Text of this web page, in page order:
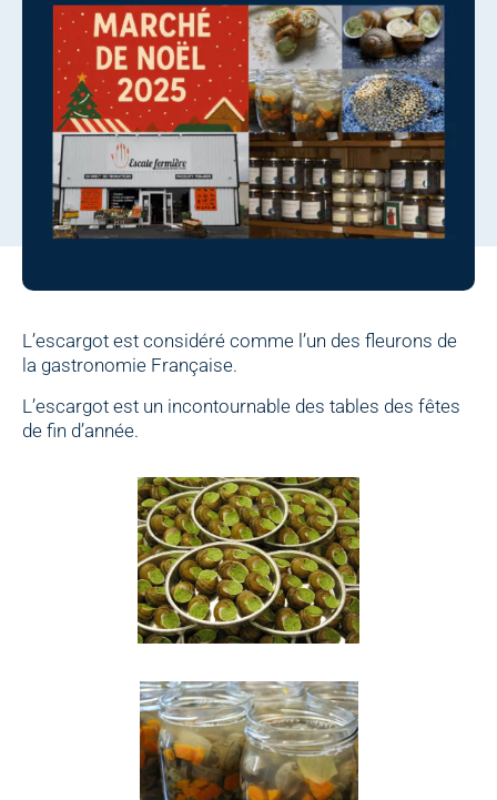
L’escargot est considéré comme l’un des fleurons de
la gastronomie Française.
L’escargot est un incontournable des tables des fêtes
de fin d’année.